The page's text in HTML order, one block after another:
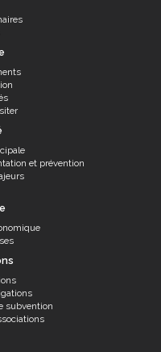
et prévention
subvention